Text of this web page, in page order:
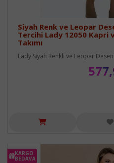
Siyah Renk ve Leopar
Tercihi Lady 12050 Kapri
Takımı
Lady Siyah Renkli ve Leopar
KARGO
BEDAVA